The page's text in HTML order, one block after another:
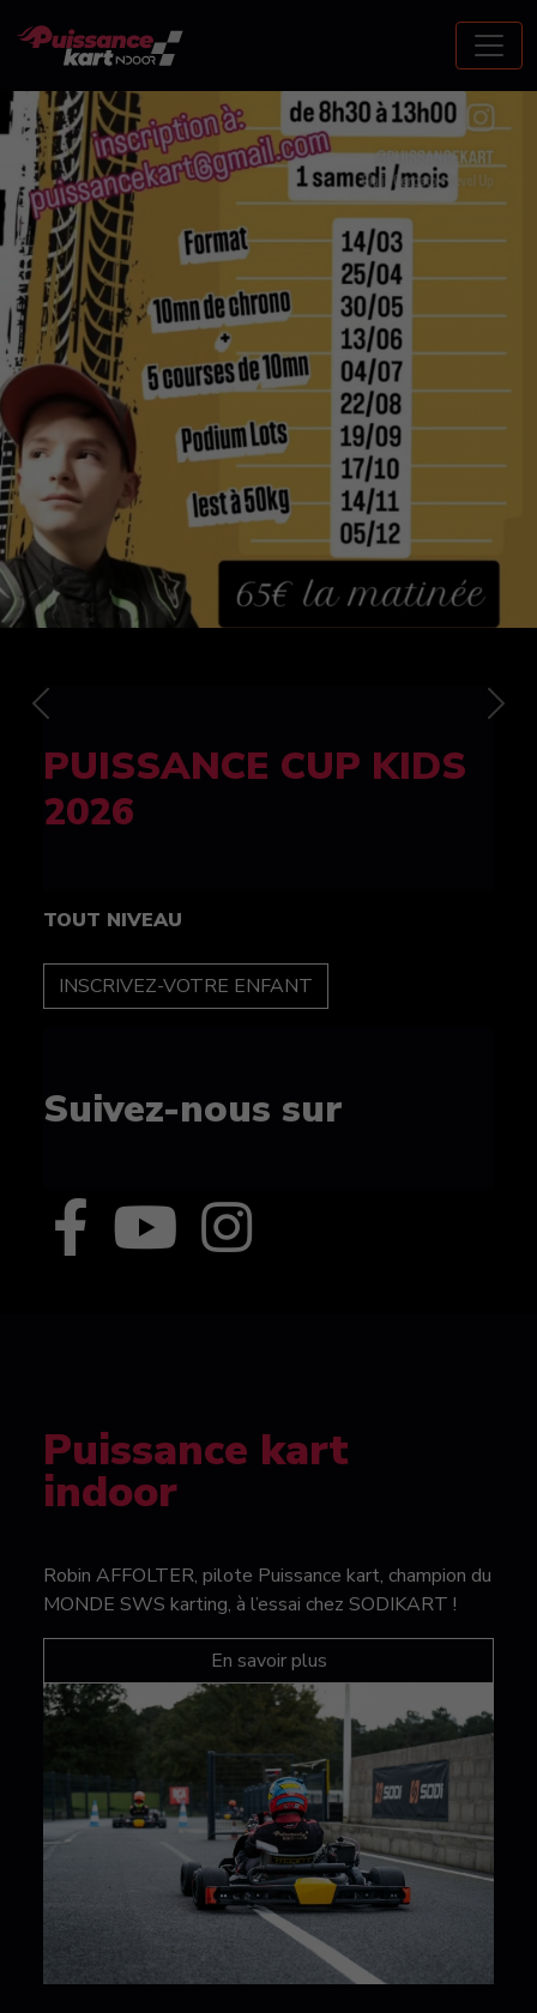
FELINE CUP 100%
féminine
TOUT NIVEAU
INSCRIPTION
Suivez-nous sur
Previous Next
Puissance kart
indoor
Robin AFFOLTER, pilote Puissance kart, champion du
MONDE SWS karting, à l’essai chez SODIKART !
En savoir plus